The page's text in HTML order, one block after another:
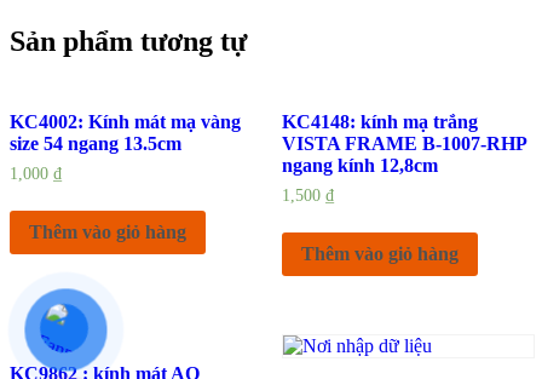
Sản phẩm tương tự
KC4002: Kính mát mạ vàng
size 54 ngang 13.5cm
1,000 ₫
Thêm vào giỏ hàng
KC4148: kính mạ trắng
VISTA FRAME B-1007-RHP
ngang kính 12,8cm
1,500 ₫
Thêm vào giỏ hàng
KC9862 : kính mát AO